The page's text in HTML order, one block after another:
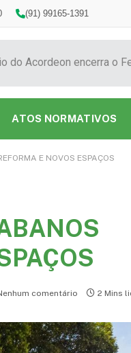
(91) 99165-1391
ATOS NORMATIVOS
E NOVOS ESPAÇOS
comentário 2 Mins